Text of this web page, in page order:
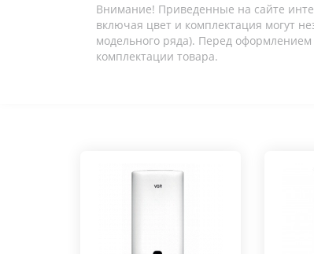
Внимание! Приведенные на сайте
включая цвет и комплектация могут
модельного ряда). Перед оформлением
комплектации товара.